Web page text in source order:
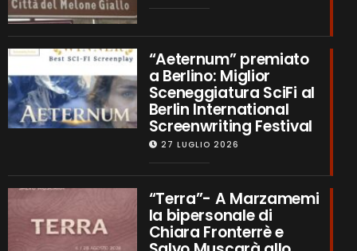
“Aeternum” premiato
a Berlino: Miglior
Sceneggiatura SciFi al
Berlin International
Screenwriting Festival
27 LUGLIO 2026
“Terra”- A Marzamemi
la bipersonale di
Chiara Fronterrè e